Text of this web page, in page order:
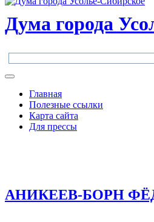
Дума города
Главная
Полезные ссылки
Карта сайта
Для прессы
АНИКЕЕВ-БОРН